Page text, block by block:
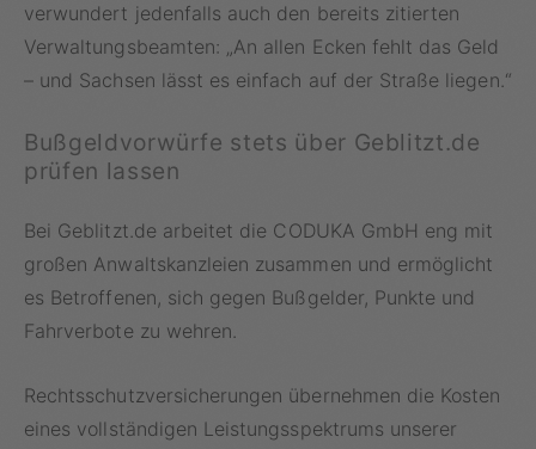
verwundert jedenfalls auch den bereits zitierten
Verwaltungsbeamten: „An allen Ecken fehlt das Geld
– und Sachsen lässt es einfach auf der Straße liegen.“
Bußgeldvorwürfe stets über Geblitzt.de
prüfen lassen
Bei Geblitzt.de arbeitet die CODUKA GmbH eng mit
großen Anwaltskanzleien zusammen und ermöglicht
es Betroffenen, sich gegen Bußgelder, Punkte und
Fahrverbote zu wehren.
Rechtsschutzversicherungen übernehmen die Kosten
eines vollständigen Leistungsspektrums unserer